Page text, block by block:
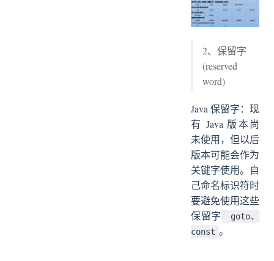
2、保留字
(reserved
word)
Java 保留字：现
有 Java 版本尚
未使用，但以后
版本可能会作为
关键字使用。自
己命名标识符时
要避免使用这些
保留字
goto、
const 。